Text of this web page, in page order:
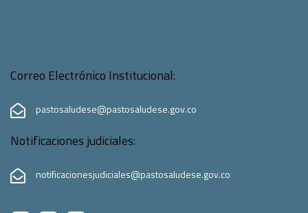
Correo Electrónico Institucional:
pastosaludese@pastosaludese.gov.co
Notificaciones judiciales:
notificacionesjudiciales@pastosaludese.gov.co